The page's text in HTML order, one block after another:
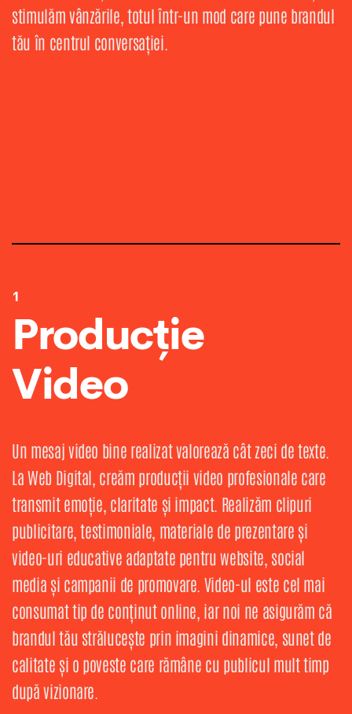
stimulăm vânzările, totul într-un mod care pune brandul
tău în centrul conversației.
1
Producție
Video
Un mesaj video bine realizat valorează cât zeci de texte.
La Web Digital, creăm producții video profesionale care
transmit emoție, claritate și impact. Realizăm clipuri
publicitare, testimoniale, materiale de prezentare și
video-uri educative adaptate pentru website, social
media și campanii de promovare. Video-ul este cel mai
consumat tip de conținut online, iar noi ne asigurăm că
brandul tău strălucește prin imagini dinamice, sunet de
calitate și o poveste care rămâne cu publicul mult timp
după vizionare.